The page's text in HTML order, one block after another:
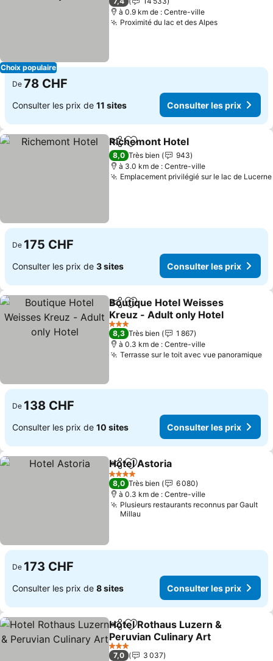
Choix populaire
à 0.9 km de : Centre-ville
Proximité du lac et des AlpesConsulter
De 78 CHF
Consulter les prix de 11 sites Consulter les prix
PartagerAjouter à mes favoris
Richemont Hotel
8,0 Très bien
943
à 3.0 km de : Centre-ville
Emplacement privilégié sur le lac de Lucerne
De 175 CHF
Consulter les prix de 3 sites Consulter les prix
PartagerAjouter à mes favoris
Boutique Hotel Weisses
Kreuz - Adult only Hotel
Consulter les prix
3 Étoiles
8,3 Très bien
1 867
à 0.3 km de : Centre-ville
Terrasse sur le toit avec vue panoramique
De 138 CHF
Consulter les prix de 10 sites Consulter les prix
PartagerAjouter à mes favoris
Hotel Astoria
4 Étoiles
8,0 Très bien
6 080
à 0.3 km de : Centre-ville
Plusieurs restaurants reconnus par Gault
Millau
De 173 CHF
Consulter les prix de 8 sites Consulter les prix
PartagerAjouter à mes favoris
Hotel Rothaus Luzern &
Peruvian Culinary Art
Consulter les prix
3 Étoiles
7,0
3 037